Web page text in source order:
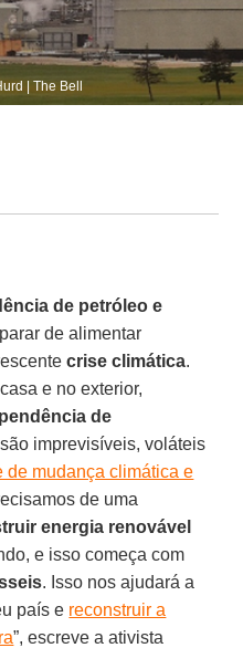
| The Bell
de petróleo e
de alimentar
crise climática.
e no exterior,
de
imprevisíveis, voláteis
de mudança climática e
de uma
energia renovável
e isso começa com
. Isso nos ajudará a
país e reconstruir a
”, escreve a ativista